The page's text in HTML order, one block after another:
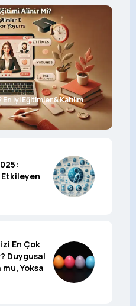
İyi Eğitimler & Katılım
En Çok
Duygusal
mu, Yoksa